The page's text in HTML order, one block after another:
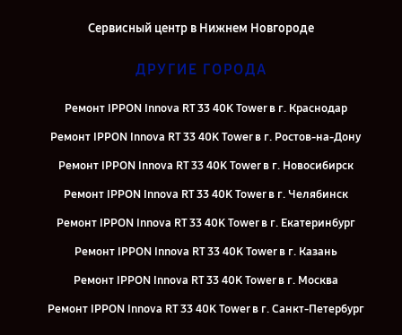
Сервисный центр в Нижнем Новгороде
ДРУГИЕ ГОРОДА
Ремонт IPPON Innova RT 33 40K Tower в г. Краснодар
Ремонт IPPON Innova RT 33 40K Tower в г. Ростов-на-Дону
Ремонт IPPON Innova RT 33 40K Tower в г. Новосибирск
Ремонт IPPON Innova RT 33 40K Tower в г. Челябинск
Ремонт IPPON Innova RT 33 40K Tower в г. Екатеринбург
Ремонт IPPON Innova RT 33 40K Tower в г. Казань
Ремонт IPPON Innova RT 33 40K Tower в г. Москва
Ремонт IPPON Innova RT 33 40K Tower в г. Санкт-Петербург